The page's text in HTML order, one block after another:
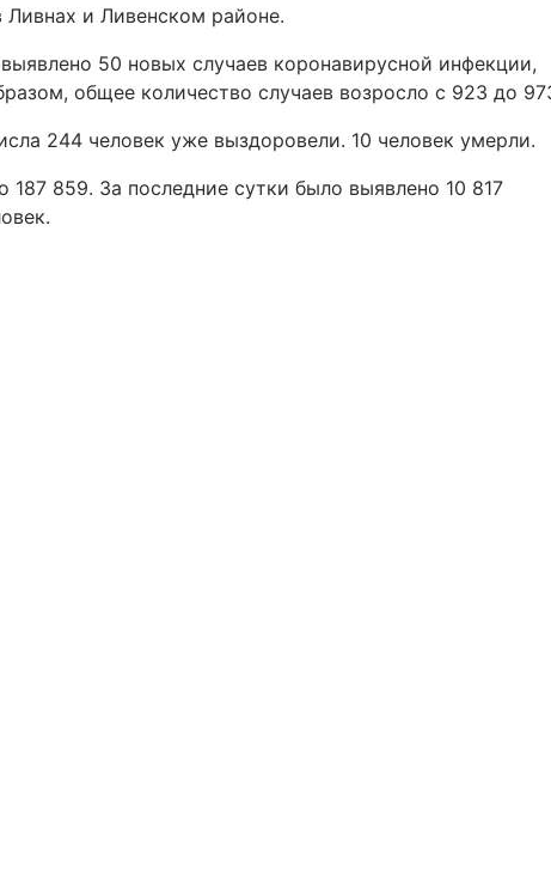
Ливнах и Ливенском районе.
50 новых случаев коронавирусной инфекции,
общее количество случаев возросло с 923 до
244 человек уже выздоровели. 10 человек умерли.
187 859. За последние сутки было выявлено 10 817